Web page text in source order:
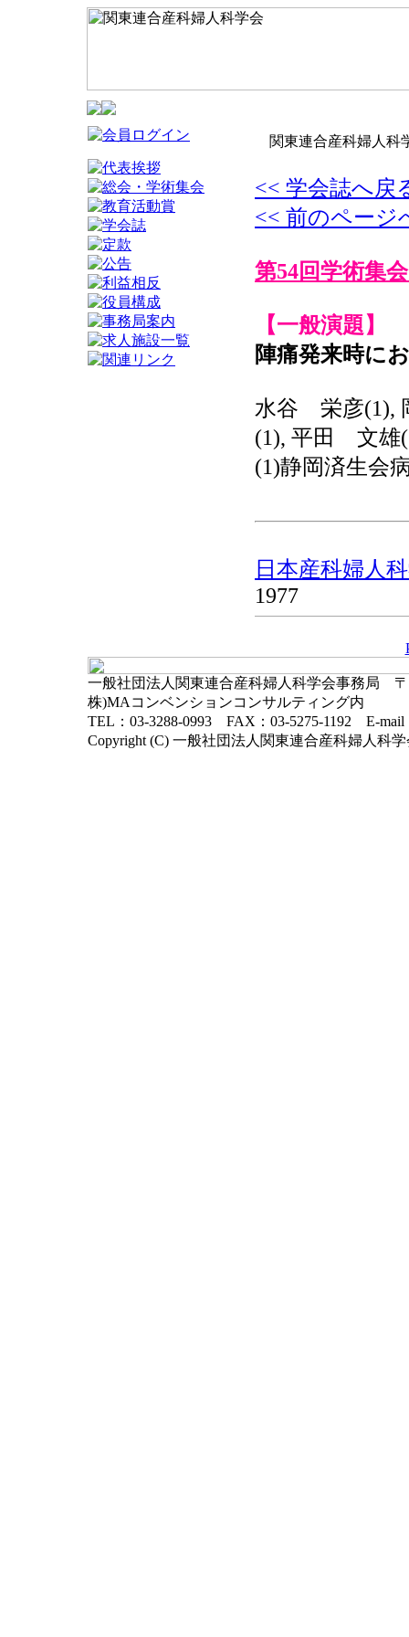
関東連合産科婦人科
<< 学会誌へ戻
<< 前のページ
第54回学術集会
【一般演題】
陣痛発来時に
水谷 栄彦(1),
(1), 平田 文雄
(1)静岡済生会
日本産科婦人
1977
一般社団法人関東連合産科婦人科学会事務局 〒
株)MAコンベンションコンサルティング内
TEL：03-3288-0993 FAX：03-5275-1192 E-mail
Copyright (C) 一般社団法人関東連合産科婦人科